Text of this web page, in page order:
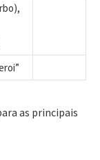
as principais